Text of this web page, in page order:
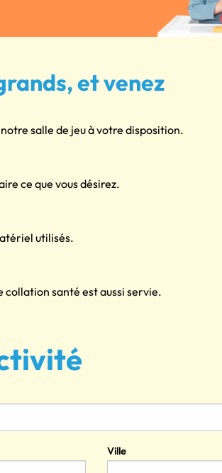
et venez
salle de jeu à votre disposition.
ce que vous désirez.
utilisés.
collation santé est aussi servie.
Ville